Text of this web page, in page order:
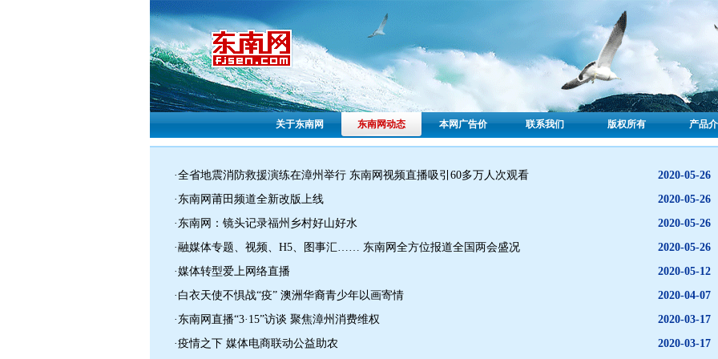
关于东南网 东南网动态 本网广告价 联系我们 版权所有 产品
2020-05-26
·全省地震消防救援演练在漳州举行 东南网视频直播吸引60多万人次观看
2020-05-26
·东南网莆田频道全新改版上线
2020-05-26
·东南网：镜头记录福州乡村好山好水
2020-05-26
·融媒体专题、视频、H5、图事汇…… 东南网全方位报道全国两会盛况
2020-05-12
·媒体转型爱上网络直播
2020-04-07
·白衣天使不惧战“疫” 澳洲华裔青少年以画寄情
2020-03-17
·东南网直播“3·15”访谈 聚焦漳州消费维权
2020-03-17
·疫情之下 媒体电商联动公益助农